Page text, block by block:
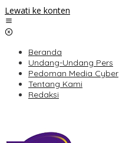
Lewati ke konten
Beranda
Undang-Undang Pers
Pedoman Media Cyber
Tentang Kami
Redaksi